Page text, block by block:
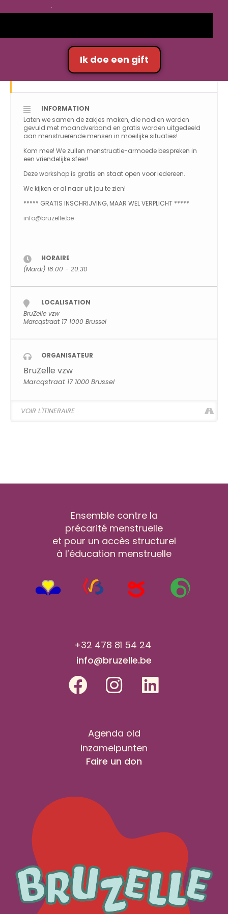
Ik doe een gift
NAAIWORKSHOP: ZAKJES -
BRUSSEL
INFORMATION
Laten we samen de zakjes maken, die nadien worden
gevuld met maandverband en gratis worden uitgedeeld
aan menstruerende mensen in moeilijke situaties!
Kom mee! We zullen menstruatie-armoede bespreken in
een vriendelijke sfeer!
Deze workshop is gratis en staat open voor iedereen.
We kijken er al naar uit jou te zien!
***** GRATIS INSCHRIJVING, MAAR WEL VERPLICHT *****
info@bruzelle.be
HORAIRE
(Mardi) 18:00 - 20:30
LOCALISATION
BruZelle vzw
Marcqstraat 17 1000 Brussel
ORGANISATEUR
BruZelle vzw
Marcqstraat 17 1000 Brussel
Ensemble contre la
précarité menstruelle
et pour un accès structurel
à l’éducation menstruelle
+32 478 81 54 24
info@bruzelle.be
Agenda old
inzamelpunten
Faire un don